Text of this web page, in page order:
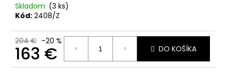
Skladom (3 ks)
Kód: 2408/Z
204 € –20 %
163 €
Jednotková
DO KOŠÍKA
p
o
r
ú
a